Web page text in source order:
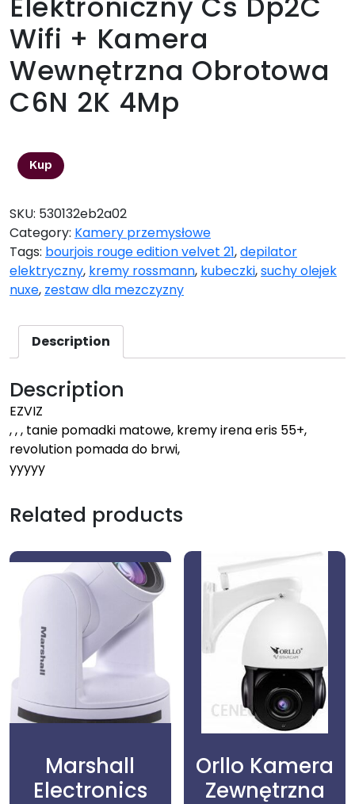
Wifi + Kamera
Wewnętrzna Obrotowa
C6N 2K 4Mp
Kup
SKU: 530132eb2a02
Category: Kamery przemysłowe
Tags: bourjois rouge edition velvet 21,depilator
elektryczny, kremy rossmann, kubeczki,suchy olejek
nuxe, zestaw dla mezczyzny
Description
Description
EZVIZ
, , , tanie pomadki matowe, kremy irena eris 55+,
revolution pomada do brwi,
yyyyy
Related products
Marshall
Electronics
Orllo Kamera
Zewnętrzna